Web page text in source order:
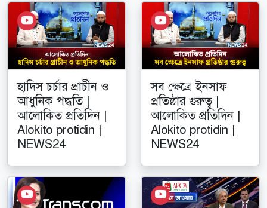
হাদিস চর্চার প্রাচীন ও
আধুনিক পদ্ধতি |
আলোকিত প্রতিদিন |
Alokito protidin |
NEWS24
সব ক্ষেত্রে ইনসাফ
প্রতিষ্ঠার গুরুত্ব |
আলোকিত প্রতিদিন |
Alokito protidin |
NEWS24